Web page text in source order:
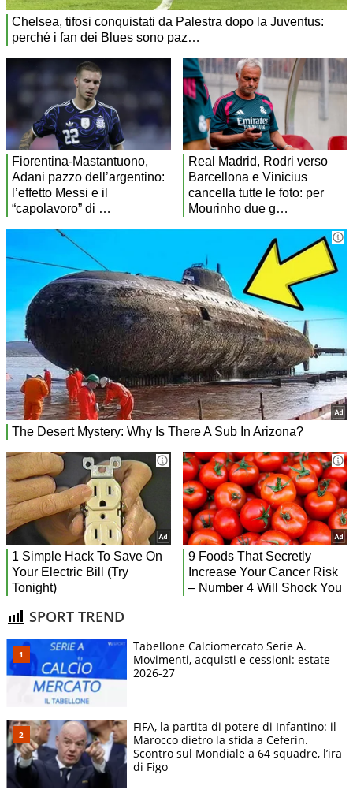
SPORT TREND
Tabellone Calciomercato Serie A.
Movimenti, acquisti e cessioni: estate
2026-27
FIFA, la partita di potere di Infantino: il
Marocco dietro la sfida a Ceferin.
Scontro sul Mondiale a 64 squadre, l’ira
di Figo